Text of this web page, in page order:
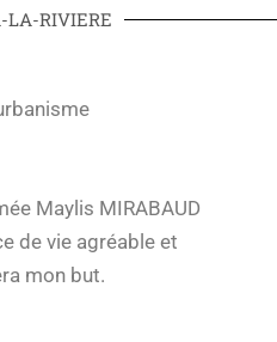
LA-RIVIERE
Maylis MIRABAUD
de vie agréable et
mon but.